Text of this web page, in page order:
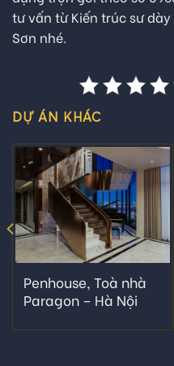
tư vấn từ Kiến trúc sư
Sơn nhé.
DỰ ÁN KHÁC
Penhouse, Toà nhà
Paragon – Hà Nội